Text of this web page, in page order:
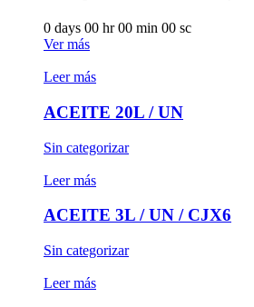
0 days 00 hr00 min 00 sc
Ver más
Leer más
ACEITE 20L / UN
Sin categorizar
Leer más
ACEITE 3L / UN / CJX6
Sin categorizar
Leer más